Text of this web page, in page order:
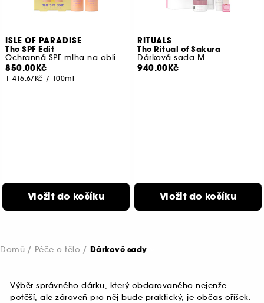
ISLE OF PARADISE
The SPF Edit
Ochranná SPF mlha na obličej a tělo
850.00Kč
1 416.67Kč / 100ml
Vložit do košíku
RITUALS
The Ritual of Sakura
Dárková sada M
940.00Kč
Vložit do košíku
Domů Péče o tělo Dárkové sady
Výběr správného dárku, který obdarovaného nejenže
potěší, ale zároveň pro něj bude praktický, je občas oříšek.